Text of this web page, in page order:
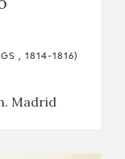
, 1814-1816)
Madrid